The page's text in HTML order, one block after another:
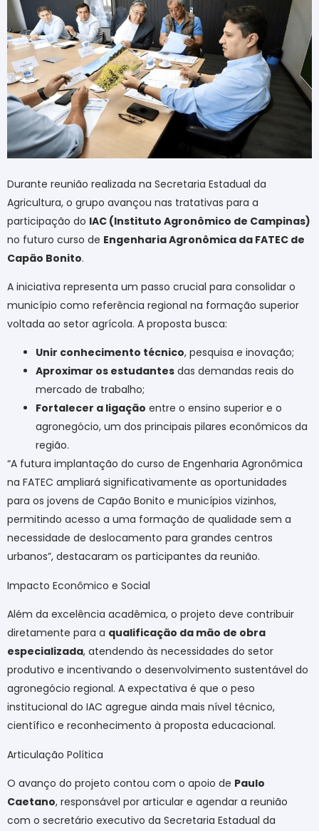
Durante reunião realizada na Secretaria Estadual da
Agricultura, o grupo avançou nas tratativas para a
participação do IAC (Instituto Agronômico de Campinas)
no futuro curso de Engenharia Agronômica da FATEC de
Capão Bonito.
A iniciativa representa um passo crucial para consolidar o
município como referência regional na formação superior
voltada ao setor agrícola. A proposta busca:
Unir conhecimento técnico, pesquisa e inovação;
Aproximar os estudantes das demandas reais do
mercado de trabalho;
Fortalecer a ligação entre o ensino superior e o
agronegócio, um dos principais pilares econômicos da
região.
“A futura implantação do curso de Engenharia Agronômica
na FATEC ampliará significativamente as oportunidades
para os jovens de Capão Bonito e municípios vizinhos,
permitindo acesso a uma formação de qualidade sem a
necessidade de deslocamento para grandes centros
urbanos”, destacaram os participantes da reunião.
Impacto Econômico e Social
Além da excelência acadêmica, o projeto deve contribuir
diretamente para a qualificação da mão de obra
especializada, atendendo às necessidades do setor
produtivo e incentivando o desenvolvimento sustentável do
agronegócio regional. A expectativa é que o peso
institucional do IAC agregue ainda mais nível técnico,
científico e reconhecimento à proposta educacional.
Articulação Política
O avanço do projeto contou com o apoio de Paulo
Caetano, responsável por articular e agendar a reunião
com o secretário executivo da Secretaria Estadual da